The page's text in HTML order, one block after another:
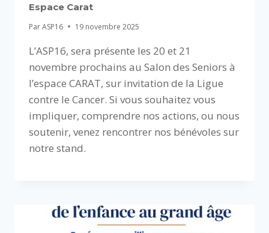
Espace Carat
ParASP16 19 novembre 2025
L’ASP16, sera présente les 20 et 21
novembre prochains au Salon des Seniors à
l’espace CARAT, sur invitation de la Ligue
contre le Cancer. Si vous souhaitez vous
impliquer, comprendre nos actions, ou nous
soutenir, venez rencontrer nos bénévoles sur
notre stand.